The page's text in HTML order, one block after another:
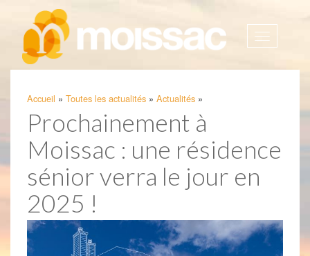
Afficher
Accueil » Toutes les actualités » Actualités »
Prochainement à
Moissac : une résidence
sénior verra le jour en
2025 !